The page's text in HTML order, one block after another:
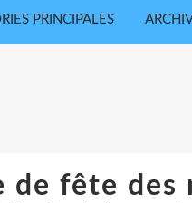
PRINCIPALES
de fête des